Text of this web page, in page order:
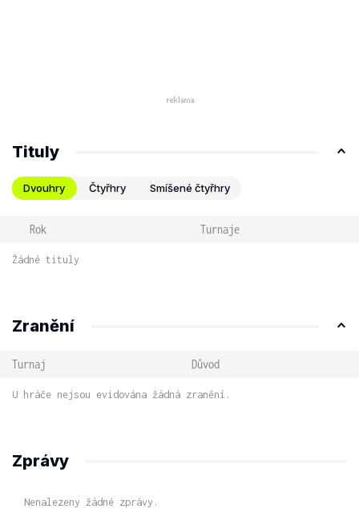
Tituly
Dvouhry Čtyřhry Smíšené čtyřhry
Rok Turnaje
Žádné tituly
Zranění
Turnaj Důvod
U hráče nejsou evidována žádná zranění.
Zprávy
Nenalezeny žádné zprávy.